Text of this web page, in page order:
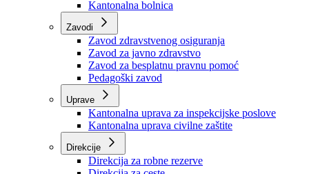
Ustanove
Centar za socijalni rad
Dom za stara i iznemogla lica
Kantonalna bolnica
Zavodi
Zavod zdravstvenog osiguranja
Zavod za javno zdravstvo
Zavod za besplatnu pravnu pomoć
Pedagoški zavod
Kantonalna uprava za inspekcijske poslove
Kantonalna uprava civilne zaštite